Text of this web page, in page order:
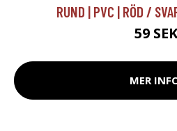
RUND | PVC | RÖD /
59 SEK
MER